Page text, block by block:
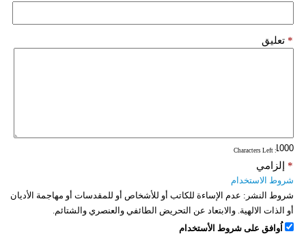
تعليق *
: Characters Left
إلزامي *
شروط الاستخدام
شروط النشر: عدم الإساءة للكاتب أو للأشخاص أو للمقدسات أو مهاجمة الأديان
أو الذات الالهية. والابتعاد عن التحريض الطائفي والعنصري والشتائم.
اُوافق على شروط الأستخدام